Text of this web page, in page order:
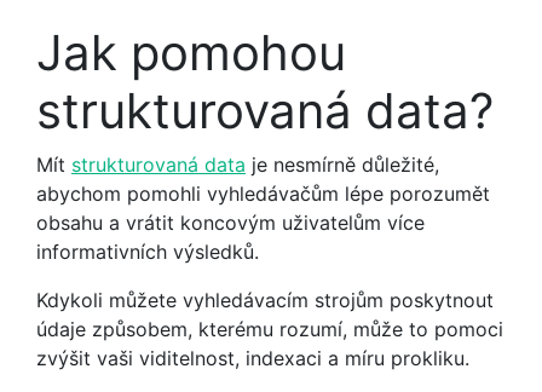
Jak pomohou
strukturovaná data?
Mít strukturovaná data je nesmírně důležité,
abychom pomohli vyhledávačům lépe porozumět
obsahu a vrátit koncovým uživatelům více
informativních výsledků.
Kdykoli můžete vyhledávacím strojům poskytnout
údaje způsobem, kterému rozumí, může to pomoci
zvýšit vaši viditelnost, indexaci a míru prokliku.